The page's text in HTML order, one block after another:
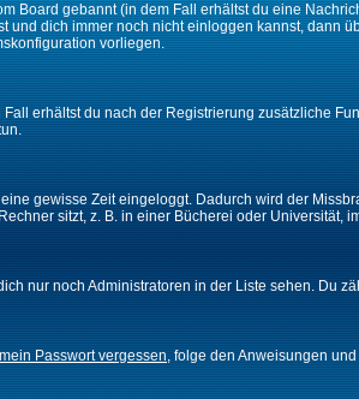
Board gebannt (in dem Fall erhältst du eine
dich immer noch nicht einloggen kannst, dann
vorliegen.
erhältst du nach der Registrierung zusätzliche
gewisse Zeit eingeloggt. Dadurch wird der
sitzt, z. B. in einer Bücherei oder Universität,
nur noch Administratoren in der Liste sehen. Du
Passwort vergessen, folge den Anweisungen